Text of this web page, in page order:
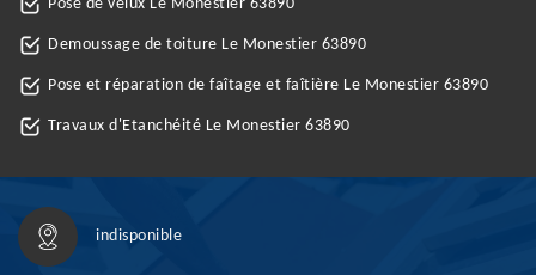
Pose de velux Le Monestier 63890
Demoussage de toiture Le Monestier 63890
Pose et réparation de faîtage et faîtière Le Monestier 63890
Travaux d'Etanchéité Le Monestier 63890
indisponible